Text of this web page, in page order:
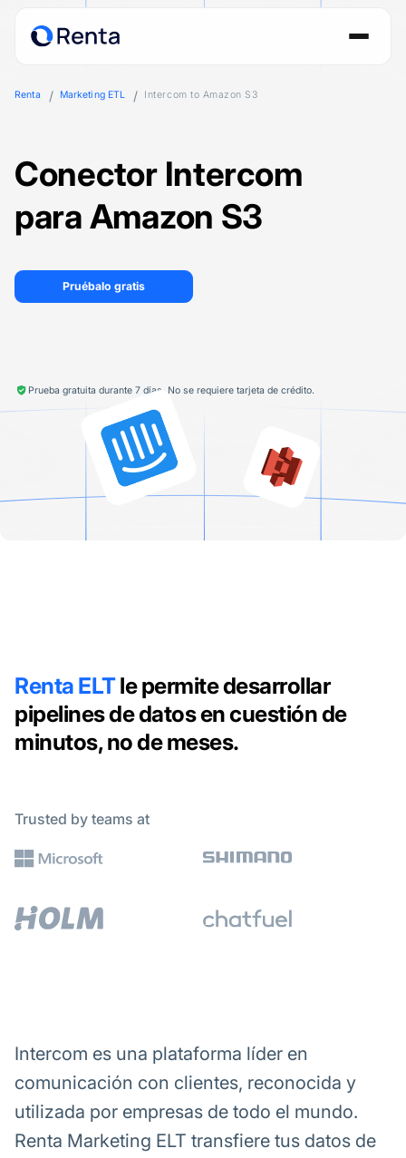
Renta Marketing ETL Intercom to Amazon S3
Conector Intercom
para Amazon S3
Pruébalo gratis
Prueba gratuita durante 7 días. No se requiere tarjeta de crédito.
Renta ELTle permite desarrollar
pipelines de datos en cuestión de
minutos, no de meses.
Trusted by teams at
Intercom es una plataforma líder en
comunicación con clientes, reconocida y
utilizada por empresas de todo el mundo.
Renta Marketing ELT transfiere tus datos de